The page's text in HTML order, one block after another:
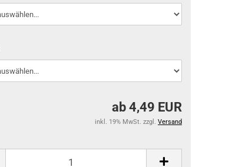
ab 4,49 EUR
inkl. 19% MwSt. zzgl. Versand